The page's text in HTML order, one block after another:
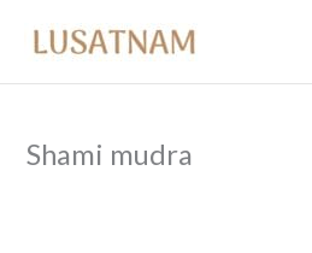
Shami mudra